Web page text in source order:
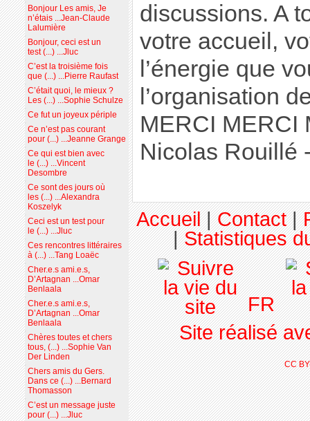
discussions. A
votre accueil,
l’énergie que
l’organisation
MERCI MERCI
Nicolas Rouillé
Bonjour Les amis, Je
n’étais ...Jean-Claude
Lalumière
Bonjour, ceci est un
test (...) ...Jluc
C’est la troisième fois
que (...) ...Pierre Raufast
C’était quoi, le mieux ?
Les (...) ...Sophie Schulze
Ce fut un joyeux périple
Ce n’est pas courant
pour (...) ...Jeanne Grange
Ce qui est bien avec
le (...) ...Vincent
Desombre
Ce sont des jours où
les (...) ...Alexandra
Koszelyk
Ceci est un test pour
le (...) ...Jluc
Ces rencontres littéraires
à (...) ...Tang Loaëc
Cher.e.s ami.e.s,
D’Artagnan ...Omar
Benlaala
Cher.e.s ami.e.s,
D’Artagnan ...Omar
Benlaala
Chères toutes et chers
tous, (...) ...Sophie Van
Der Linden
Chers amis du Gers.
Dans ce (...) ...Bernard
Thomasson
C’est un message juste
pour (...) ...Jluc
Accueil|Contact|
|Statistiques
FR
Site réalisé
CC